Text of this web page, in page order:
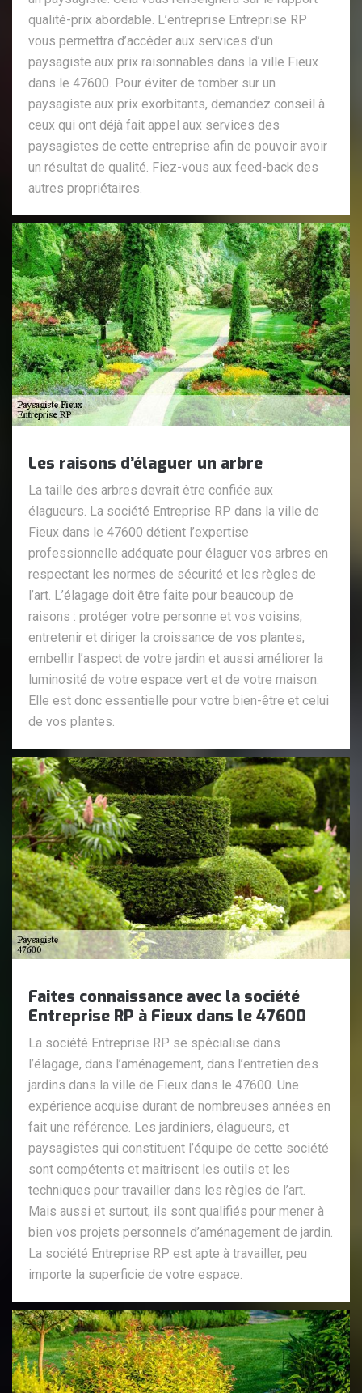
qualité-prix abordable. L’entreprise Entreprise RP
vous permettra d’accéder aux services d’un
paysagiste aux prix raisonnables dans la ville Fieux
dans le 47600. Pour éviter de tomber sur un
paysagiste aux prix exorbitants, demandez conseil à
ceux qui ont déjà fait appel aux services des
paysagistes de cette entreprise afin de pouvoir avoir
un résultat de qualité. Fiez-vous aux feed-back des
autres propriétaires.
Les raisons d’élaguer un arbre
La taille des arbres devrait être confiée aux
élagueurs. La société Entreprise RP dans la ville de
Fieux dans le 47600 détient l’expertise
professionnelle adéquate pour élaguer vos arbres en
respectant les normes de sécurité et les règles de
l’art. L’élagage doit être faite pour beaucoup de
raisons : protéger votre personne et vos voisins,
entretenir et diriger la croissance de vos plantes,
embellir l’aspect de votre jardin et aussi améliorer la
luminosité de votre espace vert et de votre maison.
Elle est donc essentielle pour votre bien-être et celui
de vos plantes.
Faites connaissance avec la société
Entreprise RP à Fieux dans le 47600
La société Entreprise RP se spécialise dans
l’élagage, dans l’aménagement, dans l’entretien des
jardins dans la ville de Fieux dans le 47600. Une
expérience acquise durant de nombreuses années en
fait une référence. Les jardiniers, élagueurs, et
paysagistes qui constituent l’équipe de cette société
sont compétents et maitrisent les outils et les
techniques pour travailler dans les règles de l’art.
Mais aussi et surtout, ils sont qualifiés pour mener à
bien vos projets personnels d’aménagement de jardin.
La société Entreprise RP est apte à travailler, peu
importe la superficie de votre espace.